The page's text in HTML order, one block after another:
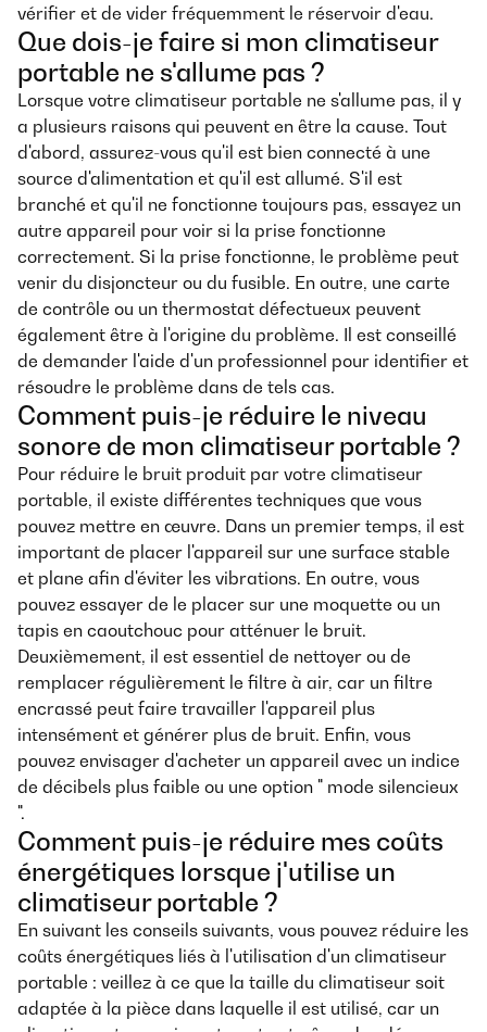
vérifier et de vider fréquemment le réservoir d'eau.
Que dois-je faire si mon climatiseur
portable ne s'allume pas ?
Lorsque votre climatiseur portable ne s'allume pas, il y
a plusieurs raisons qui peuvent en être la cause. Tout
d'abord, assurez-vous qu'il est bien connecté à une
source d'alimentation et qu'il est allumé. S'il est
branché et qu'il ne fonctionne toujours pas, essayez un
autre appareil pour voir si la prise fonctionne
correctement. Si la prise fonctionne, le problème peut
venir du disjoncteur ou du fusible. En outre, une carte
de contrôle ou un thermostat défectueux peuvent
également être à l'origine du problème. Il est conseillé
de demander l'aide d'un professionnel pour identifier et
résoudre le problème dans de tels cas.
Comment puis-je réduire le niveau
sonore de mon climatiseur portable ?
Pour réduire le bruit produit par votre climatiseur
portable, il existe différentes techniques que vous
pouvez mettre en œuvre. Dans un premier temps, il est
important de placer l'appareil sur une surface stable
et plane afin d'éviter les vibrations. En outre, vous
pouvez essayer de le placer sur une moquette ou un
tapis en caoutchouc pour atténuer le bruit.
Deuxièmement, il est essentiel de nettoyer ou de
remplacer régulièrement le filtre à air, car un filtre
encrassé peut faire travailler l'appareil plus
intensément et générer plus de bruit. Enfin, vous
pouvez envisager d'acheter un appareil avec un indice
de décibels plus faible ou une option " mode silencieux
".
Comment puis-je réduire mes coûts
énergétiques lorsque j'utilise un
climatiseur portable ?
En suivant les conseils suivants, vous pouvez réduire les
coûts énergétiques liés à l'utilisation d'un climatiseur
portable : veillez à ce que la taille du climatiseur soit
adaptée à la pièce dans laquelle il est utilisé, car un